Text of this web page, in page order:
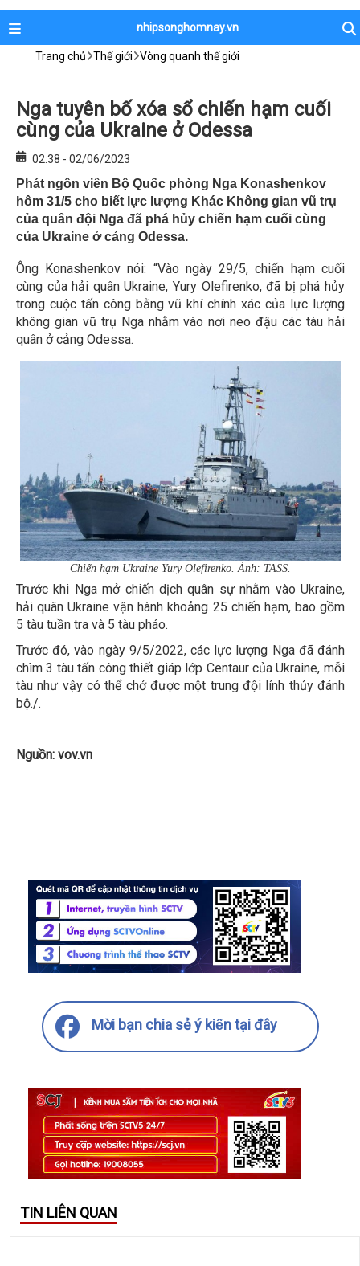
nhipsonghomnay.vn
Trang chủ Thế giới Vòng quanh thế giới
Nga tuyên bố xóa sổ chiến hạm cuối
cùng của Ukraine ở Odessa
02:38 - 02/06/2023
Phát ngôn viên Bộ Quốc phòng Nga Konashenkov
hôm 31/5 cho biết lực lượng Khác Không gian vũ trụ
của quân đội Nga đã phá hủy chiến hạm cuối cùng
của Ukraine ở cảng Odessa.
Ông Konashenkov nói: “Vào ngày 29/5, chiến hạm cuối
cùng của hải quân Ukraine, Yury Olefirenko, đã bị phá hủy
trong cuộc tấn công bằng vũ khí chính xác của lực lượng
không gian vũ trụ Nga nhằm vào nơi neo đậu các tàu hải
quân ở cảng Odessa.
Chiến hạm Ukraine Yury Olefirenko. Ảnh: TASS.
Trước khi Nga mở chiến dịch quân sự nhằm vào Ukraine,
hải quân Ukraine vận hành khoảng 25 chiến hạm, bao gồm
5 tàu tuần tra và 5 tàu pháo.
Trước đó, vào ngày 9/5/2022, các lực lượng Nga đã đánh
chìm 3 tàu tấn công thiết giáp lớp Centaur của Ukraine, mỗi
tàu như vậy có thể chở được một trung đội lính thủy đánh
bộ./.
Nguồn: vov.vn
Mời bạn chia sẻ ý kiến tại đây
TIN LIÊN QUAN